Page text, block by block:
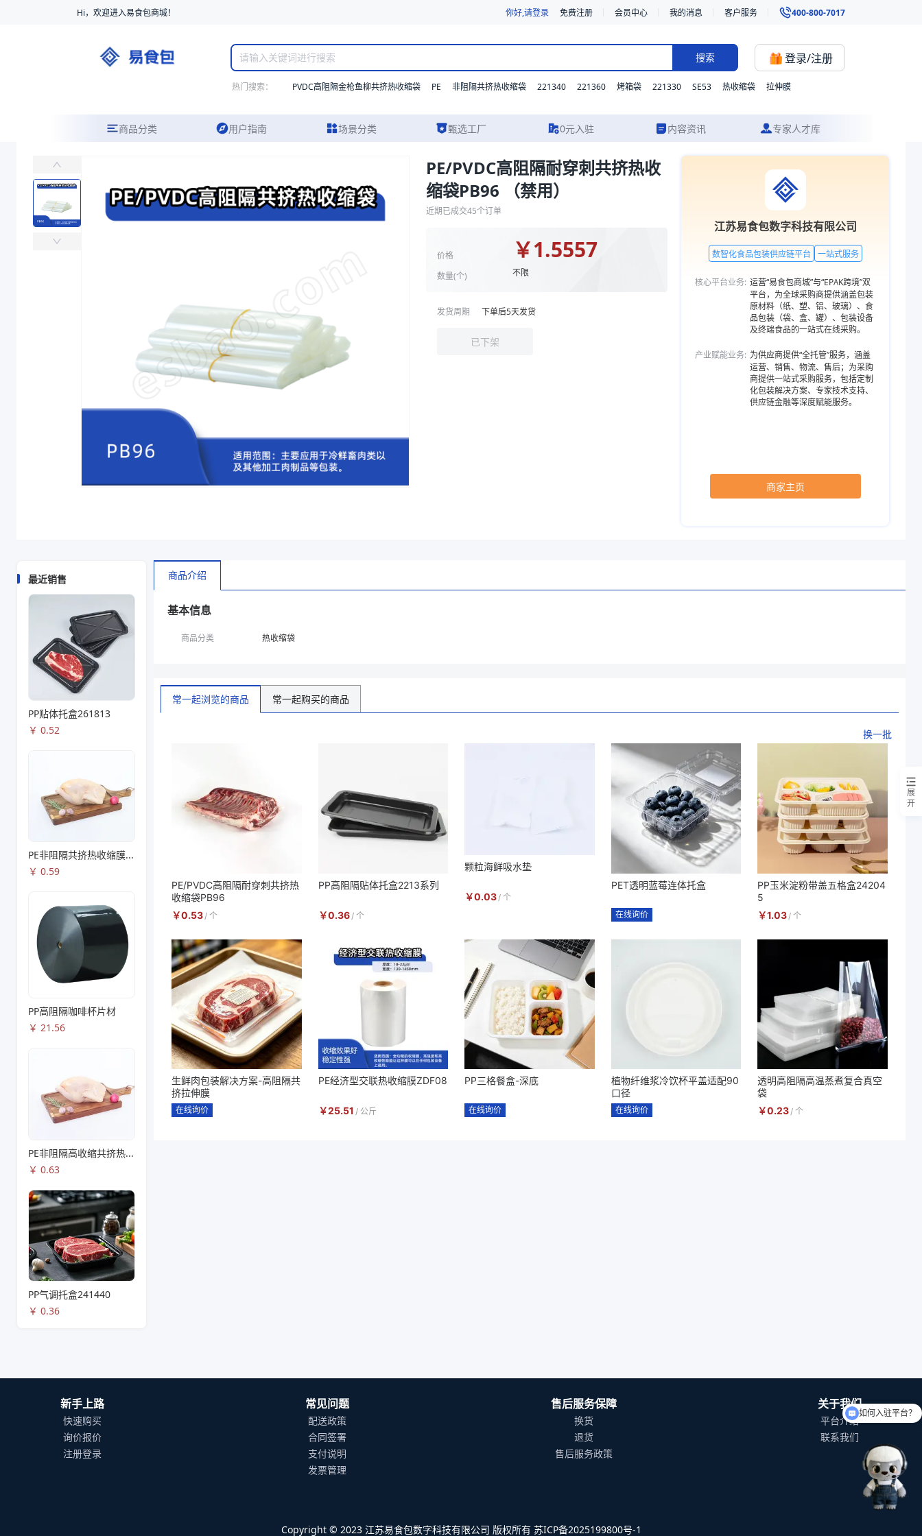
Hi，欢迎进入易食包商城！ 你好,请登录 免费注册 会员中心 我的消息 客户服务 400-800-7017
搜索 登录/注册
热门搜索： PVDC高阻隔金枪鱼柳共挤热收缩袋 PE 非阻隔共挤热收缩袋 221340 221360 烤箱袋 221330 SE53 热收缩袋 拉伸膜
商品分类 用户指南 场景分类 甄选工厂 0元入驻 内容资讯 专家人才库
易食包（EPAK）专注于PE/PVDC高阻隔耐穿刺共挤热收缩袋PB96 （禁用）包装，提供详尽的规格参数、实物图片及报价参考。我们支持材质、型号与功能的灵活定制，并提供从方案设计到成品交付的一站式食品包装
￥1.5557
商品分类
PE/PVDC高阻隔耐穿刺共挤热收
缩袋PB96 （禁用）
近期已成交45个订单
价格
数量(个)
￥1.5557
不限
发货周期 下单后5天发货
已下架
江苏易食包数字科技有限公司
数智化食品包装供应链平台 一站式服务
核心平台业务: 运营“易食包商城”与“EPAK跨境”双
平台，为全球采购商提供涵盖包装
原材料（纸、塑、铝、玻璃）、食
品包装（袋、盒、罐）、包装设备
及终端食品的一站式在线采购。
产业赋能业务: 为供应商提供“全托管”服务，涵盖
运营、销售、物流、售后；为采购
商提供一站式采购服务，包括定制
化包装解决方案、专家技术支持、
供应链金融等深度赋能服务。
商家主页
最近销售
PP贴体托盒261813
￥ 0.52
PE非阻隔共挤热收缩膜S53
￥ 0.59
PP高阻隔咖啡杯片材
￥ 21.56
PE非阻隔高收缩共挤热收缩膜S83
￥ 0.63
PP气调托盒241440
￥ 0.36
商品介绍
基本信息
商品分类 热收缩袋
常一起浏览的商品 常一起购买的商品
换一批
PE/PVDC高阻隔耐穿刺共挤热
收缩袋PB96
￥0.53 / 个
PP高阻隔贴体托盒2213系列
￥0.36 / 个
颗粒海鲜吸水垫
￥0.03 / 个
PET透明蓝莓连体托盒
在线询价
PP玉米淀粉带盖五格盒24204
5
￥1.03 / 个
生鲜肉包装解决方案-高阻隔共
挤拉伸膜
在线询价
PE经济型交联热收缩膜ZDF08
￥25.51 / 公斤
PP三格餐盒-深底
在线询价
植物纤维浆冷饮杯平盖适配90
口径
在线询价
透明高阻隔高温蒸煮复合真空
袋
￥0.23/ 个
展
开
新手上路
快速购买
询价报价
注册登录
常见问题
配送政策
合同签署
支付说明
发票管理
售后服务保障
换货
退货
售后服务政策
关于我们
平台介绍
联系我们
Copyright © 2023 江苏易食包数字科技有限公司 版权所有 苏ICP备2025199800号-1
如何入驻平台？